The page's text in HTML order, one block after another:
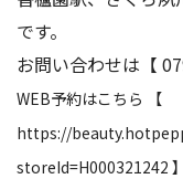
です。
お問い合わせは【
WEB予約はこちら 【
https://
storeId=H000321242 】